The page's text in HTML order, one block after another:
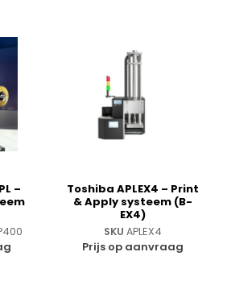
–
Toshiba APLEX4 – Print
& Apply systeem (B-
EX4)
SKU APLEX4
Prijs op aanvraag